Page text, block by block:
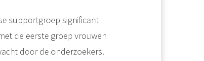
supportgroep significant
de eerste groep vrouwen
door de onderzoekers.